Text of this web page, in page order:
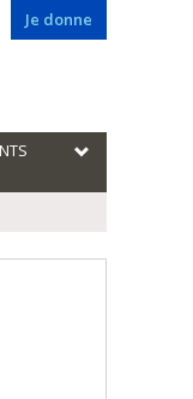
Je donne